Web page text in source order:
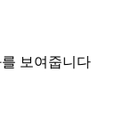
보여줍니다